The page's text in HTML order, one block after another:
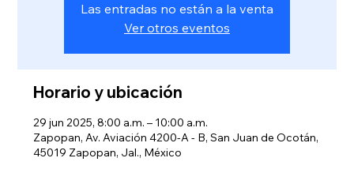
Las entradas no están a la venta
Ver otros eventos
Horario y ubicación
29 jun 2025, 8:00 a.m. – 10:00 a.m.
Zapopan, Av. Aviación 4200-A - B, San Juan de Ocotán,
45019 Zapopan, Jal., México